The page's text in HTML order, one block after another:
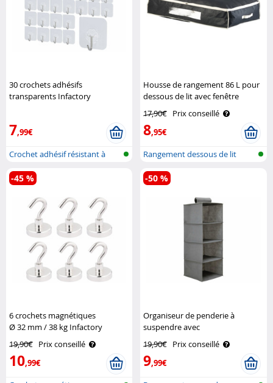
30 crochets adhésifs
transparents Infactory
7,99€
Crochet adhésif résistant à
l'eau
Housse de rangement 86 L pour
dessous de lit avec fenêtre
17,90€ Prix conseillé
8,95€
Rangement dessous de lit
6 crochets magnétiques
Ø 32 mm / 38 kg Infactory
19,90€ Prix conseillé
10,99€
-45 %
Organiseur de penderie à
suspendre avec
19,90€ Prix conseillé
9,99€
-50 %